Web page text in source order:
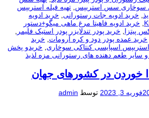
سوخاری سس استریپس, تهیه فیله استریپس
, خرید ادویه جات رستورانی, خرید ادویه
, خرید ادویه فاهیتا مرغ ماهی میگو+دستور
پیتزا, خرید پودر تندلایزر پودر استیک فلیمر ,
خرید عمده پودر دود و کره آرومات, خرید
اسپایسی کنتاکی سوخاری, خریدو پخش
و سایر طعم دهنده های رستورانی مزه لذیذ
خوردن در کشورهای جهان
فوریه 3, 2023 توسط admin